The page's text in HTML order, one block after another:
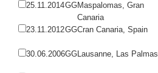
25.11.2014GGMaspalomas, Gran
Canaria
23.11.2012GGCran Canaria, Spain
30.06.2006GGLausanne, Las Palmas